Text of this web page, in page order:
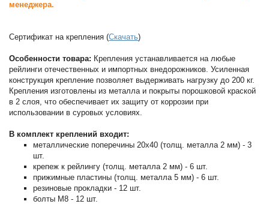
менеджера.
Сертификат на крепления (Скачать)
Особенности товара: Крепления устанавливается на любые
рейлинги отечественных и импортных внедорожников. Усиленная
конструкция крепление позволяет выдерживать нагрузку до 200 кг.
Крепления изготовлены из металла и покрыты порошковой краской
в 2 слоя, что обеспечивает их защиту от коррозии при
использовании в суровых условиях.
В комплект креплений входит:
металлические поперечины 20х40 (толщ. металла 2 мм) - 3
шт.
крепеж к рейлингу (толщ. металла 2 мм) - 6 шт.
прижимные пластины (толщ. металла 5 мм) - 6 шт.
резиновые прокладки - 12 шт.
болты М8 - 12 шт.